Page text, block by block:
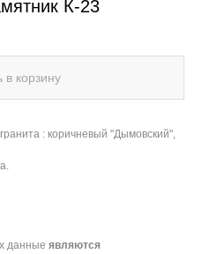
К-23
в корзину
: коричневый "Дымовский",
данные являются